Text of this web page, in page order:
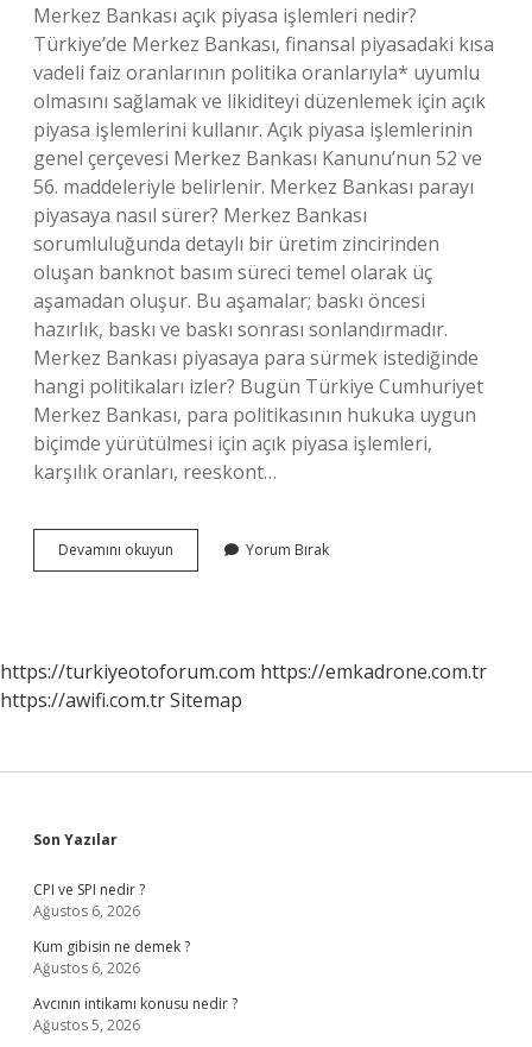
Merkez Bankası açık piyasa işlemleri nedir?
Türkiye’de Merkez Bankası, finansal piyasadaki kısa
vadeli faiz oranlarının politika oranlarıyla* uyumlu
olmasını sağlamak ve likiditeyi düzenlemek için açık
piyasa işlemlerini kullanır. Açık piyasa işlemlerinin
genel çerçevesi Merkez Bankası Kanunu’nun 52 ve
56. maddeleriyle belirlenir. Merkez Bankası parayı
piyasaya nasıl sürer? Merkez Bankası
sorumluluğunda detaylı bir üretim zincirinden
oluşan banknot basım süreci temel olarak üç
aşamadan oluşur. Bu aşamalar; baskı öncesi
hazırlık, baskı ve baskı sonrası sonlandırmadır.
Merkez Bankası piyasaya para sürmek istediğinde
hangi politikaları izler? Bugün Türkiye Cumhuriyet
Merkez Bankası, para politikasının hukuka uygun
biçimde yürütülmesi için açık piyasa işlemleri,
karşılık oranları, reeskont…
Devamını okuyun
Bankasının
Ne
Denir
Yorum Bırak
https://turkiyeotoforum.com https://emkadrone.com.tr
https://awifi.com.trSitemap
Sidebar
Son Yazılar
CPI ve SPI nedir ?
Ağustos 6, 2026
Kum gibisin ne demek ?
Ağustos 6, 2026
Avcının intikamı konusu nedir ?
Ağustos 5, 2026